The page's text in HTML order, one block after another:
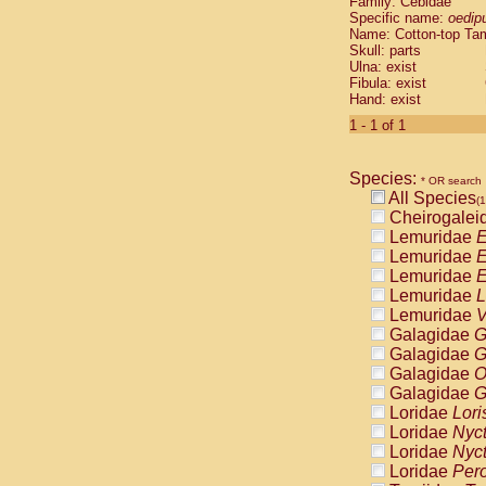
Cebidae
Cebidae
Cebidae
Cebidae
Cebidae
Cebidae
Cebidae
Cebidae
Cebidae
Cebidae
Cebidae
Cebidae
Atelidae
Atelidae
Atelidae
Atelidae
Atelidae
Atelidae
Atelidae
Atelidae
Atelidae
Atelidae
Pitheciidae
Specific name:
Name: Cotton-top
Skull: parts
Ulna: exist
Fibula: exist
Hand: exist
1 - 1 of 1
Species: * OR search
All Species
Lemuridae
Lemuridae
Lemuridae
Lemuridae
Lemuridae
Galagidae
Galagidae
Galagidae
Galagidae
Loridae
Loridae
Loridae
Loridae